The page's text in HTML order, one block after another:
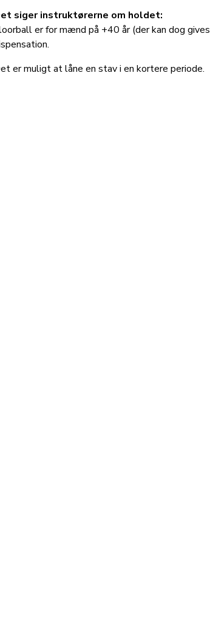
siger instruktørerne om holdet:
er for mænd på +40 år (der kan dog gives
er muligt at låne en stav i en kortere periode.